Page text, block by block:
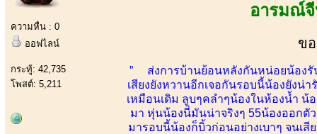
ความหื่น : 0
ออฟไลน์
กระทู้: 42,735
โพสต์: 5,211
อารมณ์
ข
” ส่งการบ้านย้อนหลังกันหน่อยน้องรั
เสียงยังหวานอีกเจอกันรอบนี้น้องยังน่
เหมือนเดิม ลูบๆคลำๆน้องในห้องน้ำ น้
มา หุ่นน้องนี่มันน่าจริงๆ 55น้องออกตั
มารอบนี้น้องก็บิ้วก่อนอย่างเบาๆ จนเ